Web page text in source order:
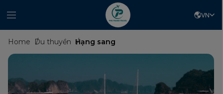
VN
Home Du thuyền Hạng sang